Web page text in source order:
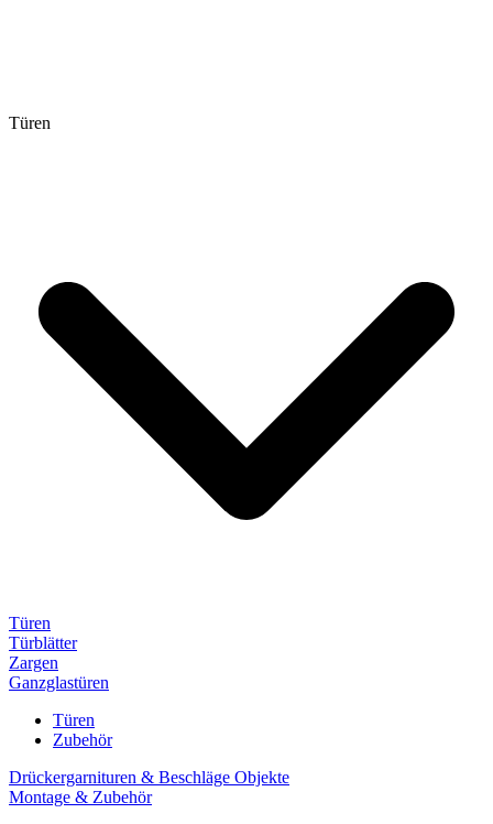
Türen
Türen
Türblätter
Zargen
Ganzglastüren
Türen
Zubehör
Drückergarnituren & Beschläge Objekte
Montage & Zubehör